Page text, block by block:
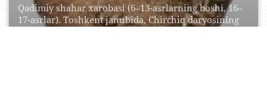
Qadimiy shahar xarobasi (6–13-asrlarning boshi, 16–
17-asrlar). Toshkent janubida, Chirchiq daryosining